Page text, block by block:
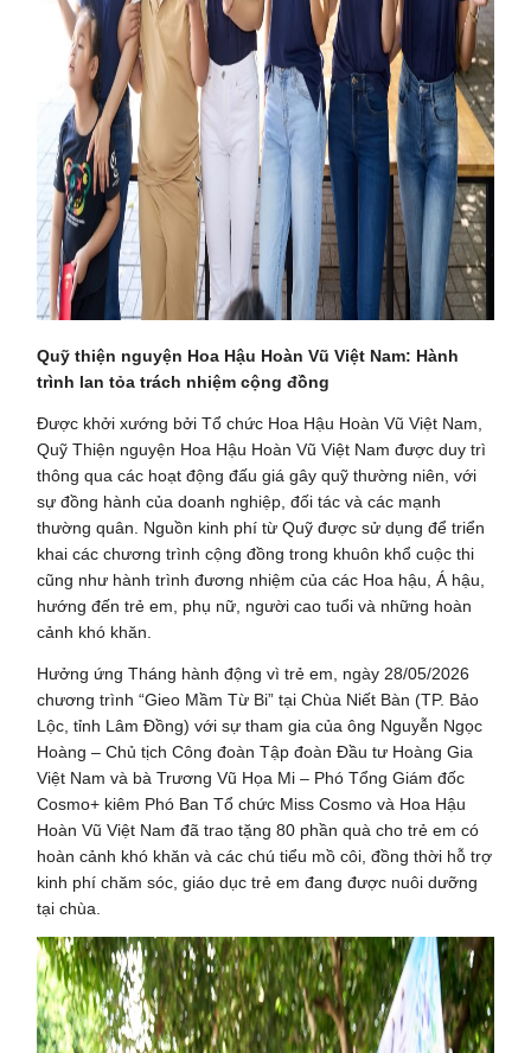
Quỹ thiện nguyện Hoa Hậu Hoàn Vũ Việt Nam: Hành
trình lan tỏa trách nhiệm cộng đồng
Được khởi xướng bởi Tổ chức Hoa Hậu Hoàn Vũ Việt Nam,
Quỹ Thiện nguyện Hoa Hậu Hoàn Vũ Việt Nam được duy trì
thông qua các hoạt động đấu giá gây quỹ thường niên, với
sự đồng hành của doanh nghiệp, đối tác và các mạnh
thường quân. Nguồn kinh phí từ Quỹ được sử dụng để triển
khai các chương trình cộng đồng trong khuôn khổ cuộc thi
cũng như hành trình đương nhiệm của các Hoa hậu, Á hậu,
hướng đến trẻ em, phụ nữ, người cao tuổi và những hoàn
cảnh khó khăn.
Hưởng ứng Tháng hành động vì trẻ em, ngày 28/05/2026
chương trình “Gieo Mầm Từ Bi” tại Chùa Niết Bàn (TP. Bảo
Lộc, tỉnh Lâm Đồng) với sự tham gia của ông Nguyễn Ngọc
Hoàng – Chủ tịch Công đoàn Tập đoàn Đầu tư Hoàng Gia
Việt Nam và bà Trương Vũ Họa Mi – Phó Tổng Giám đốc
Cosmo+ kiêm Phó Ban Tổ chức Miss Cosmo và Hoa Hậu
Hoàn Vũ Việt Nam đã trao tặng 80 phần quà cho trẻ em có
hoàn cảnh khó khăn và các chú tiểu mồ côi, đồng thời hỗ trợ
kinh phí chăm sóc, giáo dục trẻ em đang được nuôi dưỡng
tại chùa.